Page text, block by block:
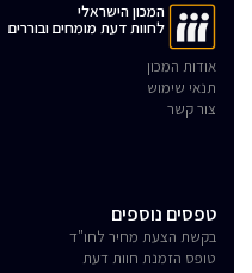
המכון הישראלי
לחוות דעת מומחים ובוררים
אודות המכון
תנאי שימוש
צור קשר
טפסים נוספים
בקשת הצעת מחיר לחו"ד
טופס הזמנת חוות דעת